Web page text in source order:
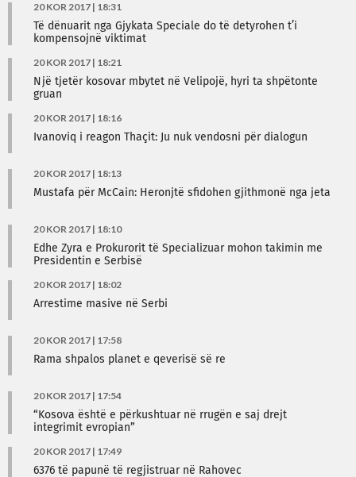
20 KOR 2017 | 18:31
Të dënuarit nga Gjykata Speciale do të detyrohen t’i
kompensojnë viktimat
20 KOR 2017 | 18:21
Një tjetër kosovar mbytet në Velipojë, hyri ta shpëtonte
gruan
20 KOR 2017 | 18:16
Ivanoviq i reagon Thaçit: Ju nuk vendosni për dialogun
20 KOR 2017 | 18:13
Mustafa për McCain: Heronjtë sfidohen gjithmonë nga jeta
20 KOR 2017 | 18:10
Edhe Zyra e Prokurorit të Specializuar mohon takimin me
Presidentin e Serbisë
20 KOR 2017 | 18:02
Arrestime masive në Serbi
20 KOR 2017 | 17:58
Rama shpalos planet e qeverisë së re
20 KOR 2017 | 17:54
“Kosova është e përkushtuar në rrugën e saj drejt
integrimit evropian”
20 KOR 2017 | 17:49
6376 të papunë të regjistruar në Rahovec